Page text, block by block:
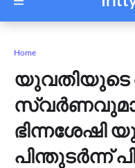
Home
ഭിന്നശേഷി
പിന്തുടർന്ന്